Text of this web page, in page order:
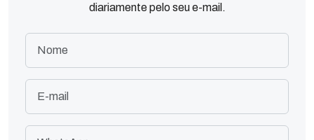
diariamente pelo seu e-mail.